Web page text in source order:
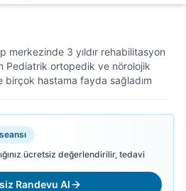
merkezinde 3 yıldır rehabilitasyon
Pediatrik ortopedik ve nörolojik
hastama fayda sağladım
ücretsiz değerlendirilir, tedavi
Randevu Al